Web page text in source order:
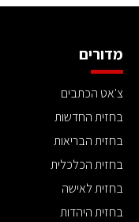
מדורים
צ'אט הכתבים
בחזית החדשות
בחזית הבריאות
בחזית הכלכלית
בחזית לאישה
בחזית היהדות